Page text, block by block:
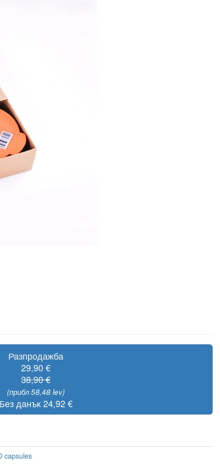
Разпродажба
29,90 €
38,90 €
(прибл 58,48 lev)
данък 24,92 €
capsules